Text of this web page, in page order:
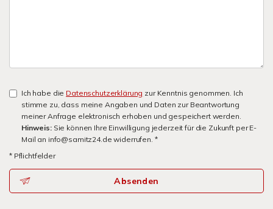
Ich habe die Datenschutzerklärung zur Kenntnis genommen. Ich
stimme zu, dass meine Angaben und Daten zur Beantwortung
meiner Anfrage elektronisch erhoben und gespeichert werden.
Hinweis:Sie können Ihre Einwilligung jederzeit für die Zukunft per E-
Mail an info@samitz24.de widerrufen. *
* Pflichtfelder
Absenden